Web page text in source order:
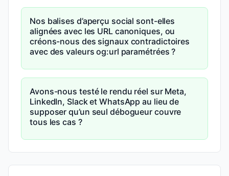
Nos balises d’aperçu social sont-elles
alignées avec les URL canoniques, ou
créons-nous des signaux contradictoires
avec des valeurs og:url paramétrées ?
Avons-nous testé le rendu réel sur Meta,
LinkedIn, Slack et WhatsApp au lieu de
supposer qu’un seul débogueur couvre
tous les cas ?